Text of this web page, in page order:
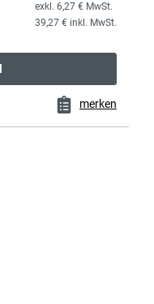
exkl. 6,27 € MwSt.
39,27 € inkl. MwSt.
merken